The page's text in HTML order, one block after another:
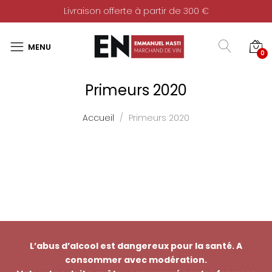
Livraison offerte à partir de 300 €
0
Primeurs 2020
Accueil Primeurs 2020
L’abus d’alcool est dangereux pour la santé. A
consommer avec modération.